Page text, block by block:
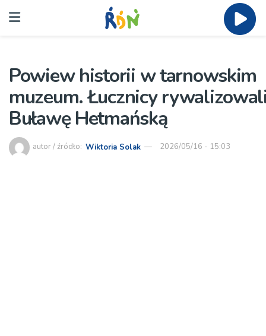
Powiew historii w tarnowskim
muzeum. Łucznicy
Buławę Hetmańską
autor / źródło: Wiktoria Solak 2026/05/16 - 15:03